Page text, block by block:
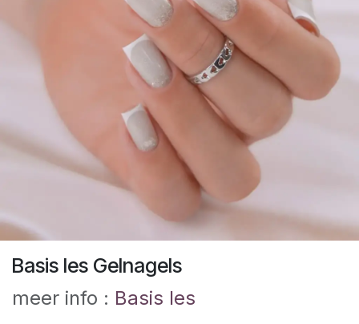
Basis les Gelnagels
meer info : Basis les